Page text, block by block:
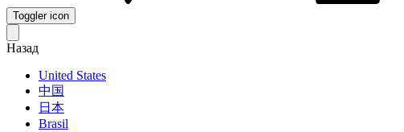
Toggler icon
Назад
United States
中国
日本
Brasil